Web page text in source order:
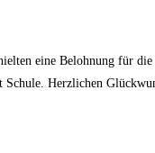
eine Belohnung für
Schule. Herzlichen